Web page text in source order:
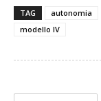
TAG autonomia
modello IV